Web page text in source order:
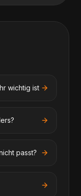
wichtig ist
passt?